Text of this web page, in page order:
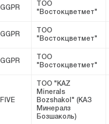
GGPR
ТОО
"Востокцветмет"
GGPR
ТОО
"Востокцветмет"
GGPR
ТОО
"Востокцветмет"
FIVE
ТОО "KAZ
Minerals
Bozshakol" (КАЗ
Минералз
Бозшаколь)